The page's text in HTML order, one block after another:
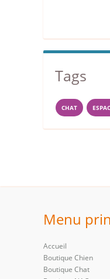
Tags
CHAT
Menu
Accueil
Boutique Chien
Boutique Chat